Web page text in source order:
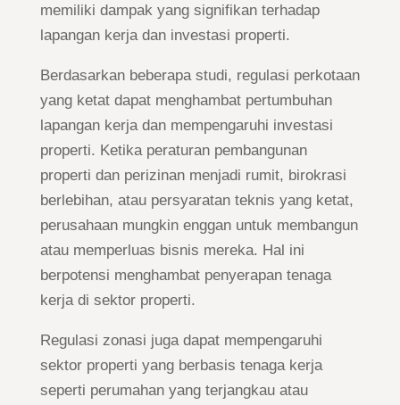
memiliki dampak yang signifikan terhadap
lapangan kerja dan investasi properti.
Berdasarkan beberapa studi, regulasi perkotaan
yang ketat dapat menghambat pertumbuhan
lapangan kerja dan mempengaruhi investasi
properti. Ketika peraturan pembangunan
properti dan perizinan menjadi rumit, birokrasi
berlebihan, atau persyaratan teknis yang ketat,
perusahaan mungkin enggan untuk membangun
atau memperluas bisnis mereka. Hal ini
berpotensi menghambat penyerapan tenaga
kerja di sektor properti.
Regulasi zonasi juga dapat mempengaruhi
sektor properti yang berbasis tenaga kerja
seperti perumahan yang terjangkau atau